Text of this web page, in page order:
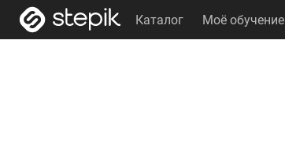
Каталог Моё обучение